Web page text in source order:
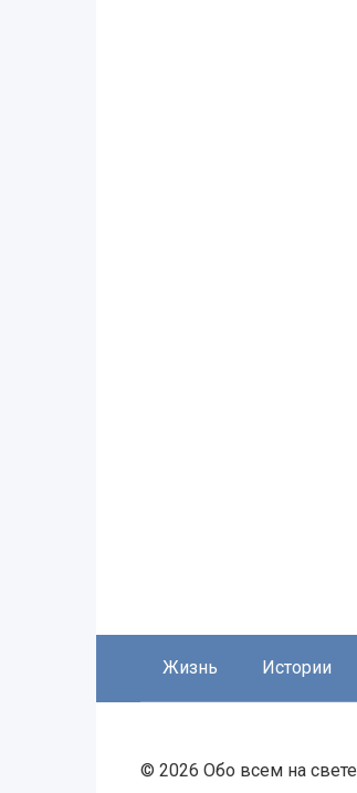
Жизнь Истории
© 2026 Обо всем на свете